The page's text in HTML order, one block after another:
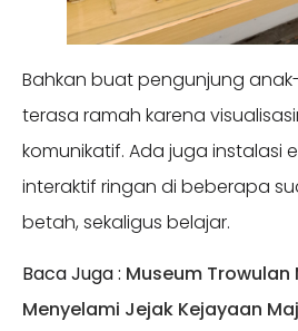
Bahkan buat pengunjung
terasa ramah karena
komunikatif. Ada juga instalasi
interaktif ringan di beberapa
betah, sekaligus belajar.
Baca Juga : Museum Trowulan
Menyelami Jejak Kejayaan